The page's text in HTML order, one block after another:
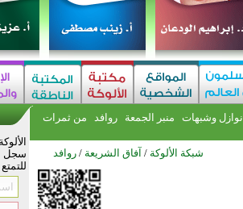
نوازل وشبهات منبر الجمعة روافد
من ثمرات
شبكة الألوكة / آفاق الشريعة / روافد
سجل